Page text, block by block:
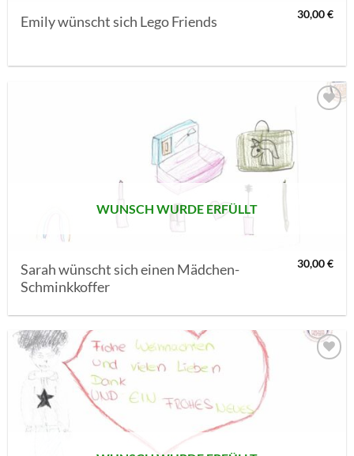
Emily wünscht sich Lego Friends 30,00€
MERKLISTE
SETZEN
WUNSCH WURDE ERFÜLLT
Sarah wünscht sich einen Mädchen-
Schminkkoffer
30,00€